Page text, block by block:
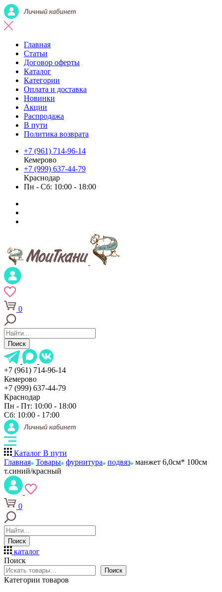
Главная
Статьи
Договор оферты
Каталог
Категории
Оплата и доставка
Новинки
Акции
Распродажа
В пути
Политика возврата
+7 (961) 714-96-14
Кемерово
+7 (999) 637-44-79
Краснодар
Пн - Сб: 10:00 - 18:00
0
Поиск
+7 (961) 714-96-14
Кемерово
+7 (999) 637-44-79
Краснодар
Пн - Пт: 10:00 - 18:00
Сб: 10:00 - 17:00
Каталог В пути
Главная Товары фурнитура подвяз манжет 6,0см* 100см
т.синий/красный
0
Поиск
каталог
Поиск
Поиск
Категории товаров